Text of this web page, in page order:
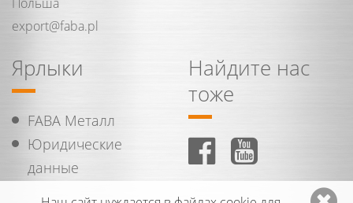
export@faba.pl
Ярлыки
FABA Металл
Юридические
данные
Найдите нас
тоже